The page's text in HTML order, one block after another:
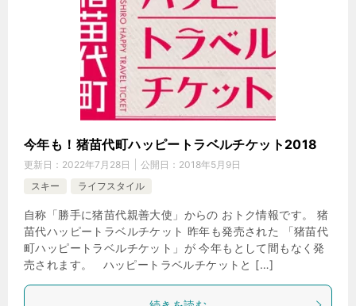
今年も！猪苗代町ハッピートラベルチケット2018
更新日： 2022年7月28日 公開日： 2018年5月9日
スキー
ライフスタイル
自称「勝手に猪苗代親善大使」からの おトク情報です。 猪
苗代ハッピートラベルチケット 昨年も発売された 「猪苗代
町ハッピートラベルチケット」が 今年もとして間もなく発
売されます。 ハッピートラベルチケットと […]